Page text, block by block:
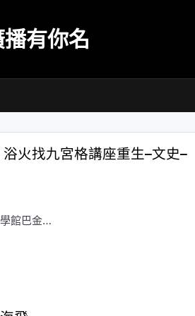
播有你名
火找九宮格講座重生–文史–
館巴金…